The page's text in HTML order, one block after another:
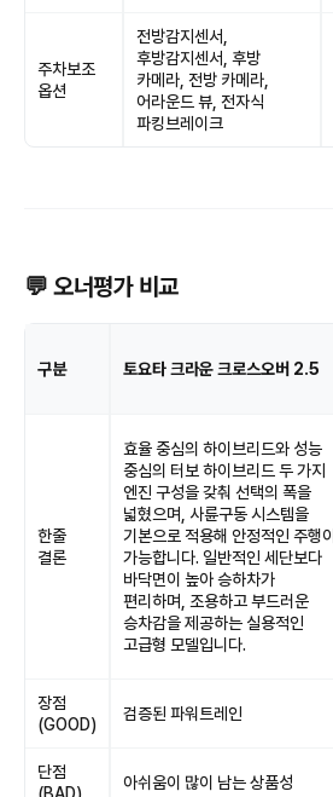
주차보조
옵션
전방감지센서,
후방감지센서, 후방
카메라, 전방 카메라,
어라운드 뷰, 전자식
파킹브레이크
💬 오너평가 비교
구분 토요타 크라운 크로스오버 2.5
한줄
결론
효율 중심의 하이브리드와 성능
중심의 터보 하이브리드 두 가지
엔진 구성을 갖춰 선택의 폭을
넓혔으며, 사륜구동 시스템을
기본으로 적용해 안정적인 주행이
가능합니다. 일반적인 세단보다
바닥면이 높아 승하차가
편리하며, 조용하고 부드러운
승차감을 제공하는 실용적인
고급형 모델입니다.
장점
(GOOD)
검증된 파워트레인
단점
아쉬움이 많이 남는 상품성